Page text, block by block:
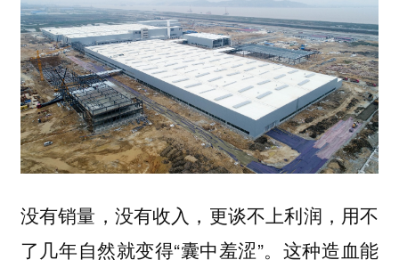
没有销量，没有收入，更谈不上利润，用不
了几年自然就变得“囊中羞涩”。这种造血能